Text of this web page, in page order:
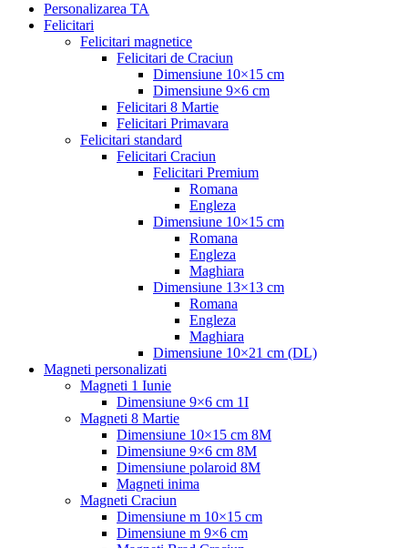
Personalizarea TA
Felicitari
Felicitari magnetice
Felicitari de Craciun
Dimensiune 10×15 cm
Dimensiune 9×6 cm
Felicitari 8 Martie
Felicitari Primavara
Felicitari standard
Felicitari Craciun
Felicitari Premium
Romana
Engleza
Dimensiune 10×15 cm
Romana
Engleza
Maghiara
Dimensiune 13×13 cm
Romana
Engleza
Maghiara
Dimensiune 10×21 cm (DL)
Magneti personalizati
Magneti 1 Iunie
Dimensiune 9×6 cm 1I
Magneti 8 Martie
Dimensiune 10×15 cm 8M
Dimensiune 9×6 cm 8M
Dimensiune polaroid 8M
Magneti inima
Magneti Craciun
Dimensiune m 10×15 cm
Dimensiune m 9×6 cm